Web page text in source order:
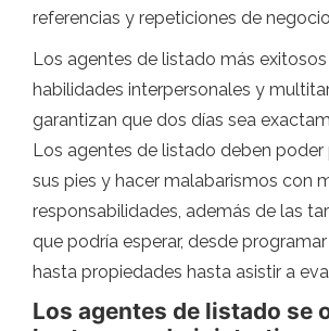
referencias y repeticiones de
Los agentes de listado más
habilidades interpersonales y
garantizan que dos días sea
Los agentes de listado deben poder
sus pies y hacer malabarismos con
responsabilidades, además de las
que podría esperar, desde
hasta propiedades hasta asistir a
Los agentes de listado se